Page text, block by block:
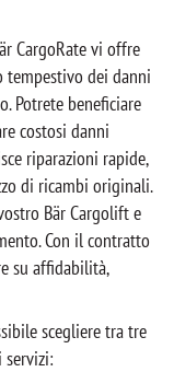
CargoRate vi offre
tempestivo dei danni
Potrete beneficiare
costosi danni
riparazioni rapide,
di ricambi originali.
Bär Cargolift e
Con il contratto
su affidabilità,
scegliere tra tre